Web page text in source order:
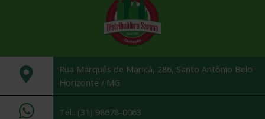
Rua Marquês de Maricá, 286, Santo Antônio Belo
Horizonte / MG
Tel.: (31) 98678-0063